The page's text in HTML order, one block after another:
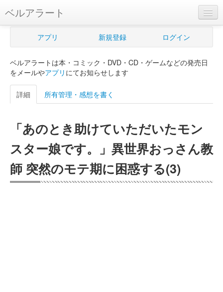
ベルアラート
ベルアラートとは
新規登録
ログイン
購入管理
Myシェルフ
プレミアム
アプリ 新規登録 ログイン
ベルアラートは本・コミック・DVD・CD・ゲームなどの発売日
をメールやアプリ にてお知らせします
詳細 所有管理・感想を書く
「あのとき助けていただいたモン
スター娘です。」異世界おっさん教
師 突然のモテ期に困惑する(3)